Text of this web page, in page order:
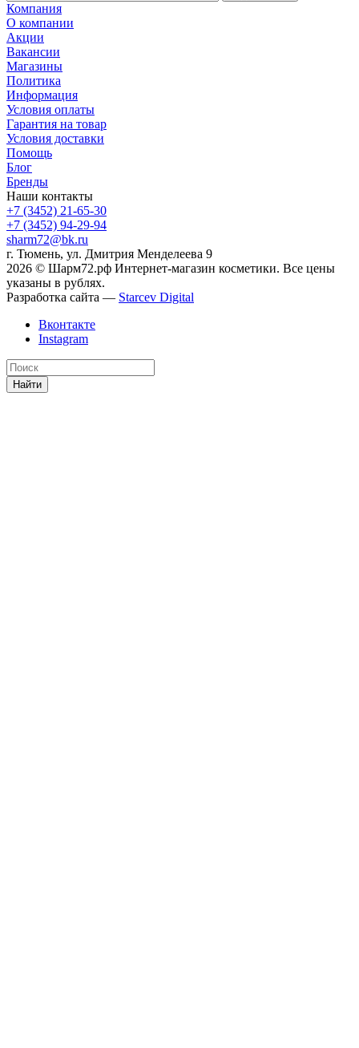
Компания
О компании
Акции
Вакансии
Магазины
Политика
Информация
Условия оплаты
Гарантия на товар
Условия доставки
Помощь
Блог
Бренды
Наши контакты
+7 (3452) 21-65-30
+7 (3452) 94-29-94
sharm72@bk.ru
г. Тюмень, ул. Дмитрия Менделеева 9
2026 © Шарм72.рф Интернет-магазин косметики. Все цены
указаны в рублях.
Разработка сайта — Starcev Digital
Вконтакте
Instagram
Найти